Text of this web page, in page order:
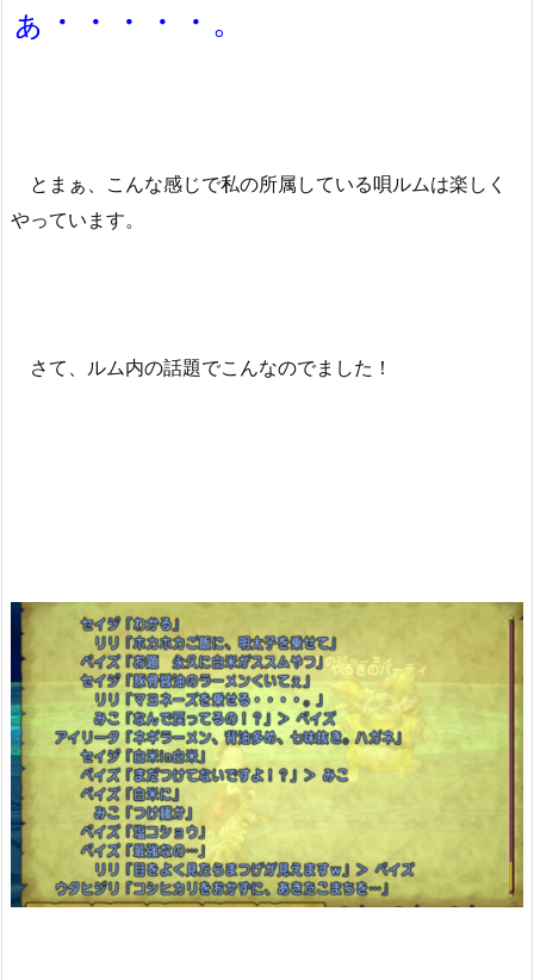
ぁ・・・・・。
とまぁ、こんな感じで私の所属している唄ルムは楽しく
やっています。
さて、ルム内の話題でこんなのでました！